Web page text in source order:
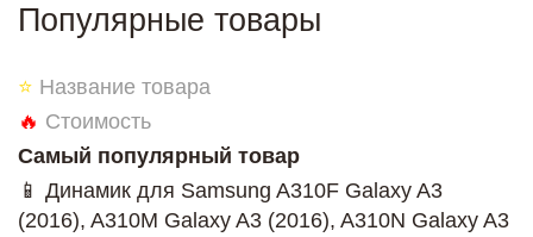
Популярные товары
⭐ Название товара
🔥 Стоимость
Самый популярный товар
📱 Динамик для Samsung A310F Galaxy A3
(2016), A310M Galaxy A3 (2016), A310N Galaxy A3